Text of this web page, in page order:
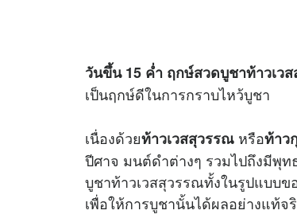
วันขึ้น 15 ค่ำ ฤกษ์สวดบูชาท้าวเว
เป็นฤกษ์ดีในการกราบไหว้บูชา
เนื่องด้วยท้าวเวสสุวรรณ หรือท้าว
ปีศาจ มนต์ดําต่างๆ รวมไปถึงมีพุ
บูชาท้าวเวสสุวรรณทั้งในรูปแบบ
เพื่อให้การบูชานั้นได้ผลอย่างแท้จ